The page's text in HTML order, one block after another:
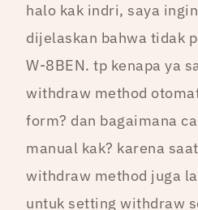
halo kak indri, saya
dijelaskan bahwa tidak
W-8BEN. tp kenapa ya
withdraw method
form? dan bagaimana
manual kak? karena
withdraw method juga
untuk setting withdraw